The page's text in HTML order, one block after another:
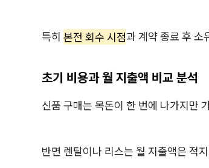
특히 본전 회수 시점과 계약 종료 후 소
초기 비용과 월 지출액 비교 분석
신품 구매는 목돈이 한 번에 나가지만
반면 렌탈이나 리스는 월 지출액은 적